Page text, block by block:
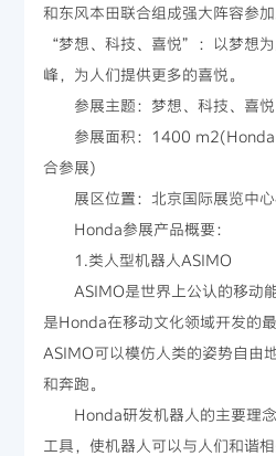
赛事运动
新闻资讯
和东风本田联合组成强大阵容参
“梦想、科技、喜悦”：以梦想
峰，为人们提供更多的喜悦。
参展主题：梦想、科技、喜
参展面积：1400 m2(Honda
合参展)
展区位置：北京国际展览中
Honda参展产品概要：
1.类人型机器人ASIMO
ASIMO是世界上公认的移动能
是Honda在移动文化领域开发的
ASIMO可以模仿人类的姿势自由
和奔跑。
Honda研发机器人的主要理念
工具，使机器人可以与人们和谐